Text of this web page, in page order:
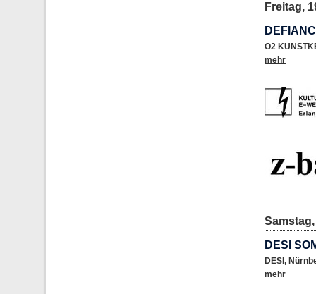
Freitag,
O2
mehr
DESI
DESI ,
mehr